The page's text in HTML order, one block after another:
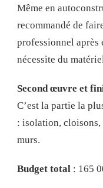
Même en
recommandé de
professionnel après
nécessite du
Second œuvre et
C’est la partie la
: isolation, cloisons,
murs.
Budget total : 165